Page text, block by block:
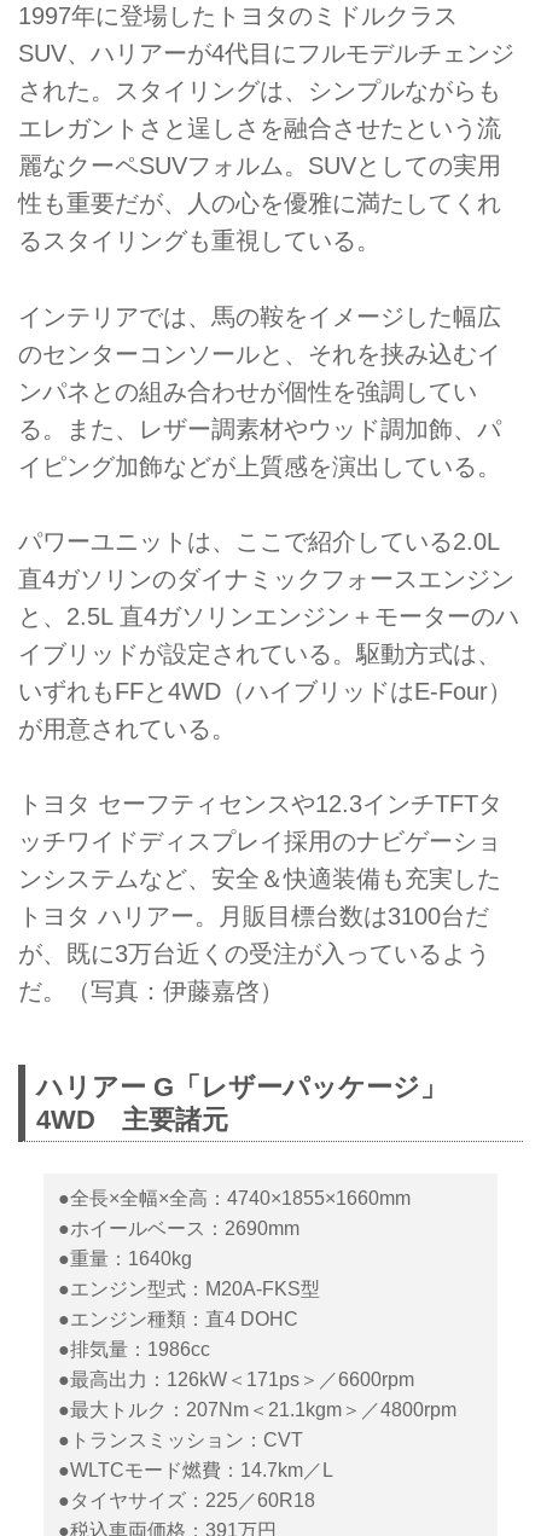
1997年に登場したトヨタのミドルクラス
SUV、ハリアーが4代目にフルモデルチェンジ
された。スタイリングは、シンプルながらも
エレガントさと逞しさを融合させたという流
麗なクーペSUVフォルム。SUVとしての実用
性も重要だが、人の心を優雅に満たしてくれ
るスタイリングも重視している。
インテリアでは、馬の鞍をイメージした幅広
のセンターコンソールと、それを挟み込むイ
ンパネとの組み合わせが個性を強調してい
る。また、レザー調素材やウッド調加飾、パ
イピング加飾などが上質感を演出している。
パワーユニットは、ここで紹介している2.0L
直4ガソリンのダイナミックフォースエンジン
と、2.5L 直4ガソリンエンジン＋モーターのハ
イブリッドが設定されている。駆動方式は、
いずれもFFと4WD（ハイブリッドはE-Four）
が用意されている。
トヨタ セーフティセンスや12.3インチTFTタ
ッチワイドディスプレイ採用のナビゲーショ
ンシステムなど、安全＆快適装備も充実した
トヨタ ハリアー。月販目標台数は3100台だ
が、既に3万台近くの受注が入っているよう
だ。（写真：伊藤嘉啓）
ハリアー G「レザーパッケージ」
4WD 主要諸元
●全長×全幅×全高：4740×1855×1660mm
●ホイールベース：2690mm
●重量：1640kg
●エンジン型式：M20A-FKS型
●エンジン種類：直4 DOHC
●排気量：1986cc
●最高出力：126kW＜171ps＞／6600rpm
●最大トルク：207Nm＜21.1kgm＞／4800rpm
●トランスミッション：CVT
●WLTCモード燃費：14.7km／L
●タイヤサイズ：225／60R18
●税込車両価格：391万円